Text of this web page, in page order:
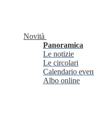
Novità
Panoramica
Le notizie
Le circolari
Calendario
Albo online